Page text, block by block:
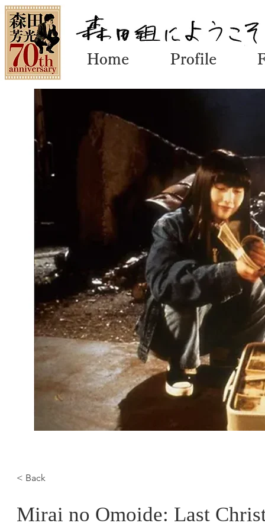
Home Profile
< Back
Mirai no Omoide: Last